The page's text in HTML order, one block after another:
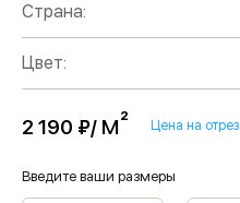
Страна:
Цвет:
2 190 ₽/ м² Цена на отрез
Введите ваши размеры